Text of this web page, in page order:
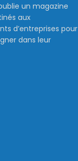
un magazine
aux
d’entreprises pour
dans leur